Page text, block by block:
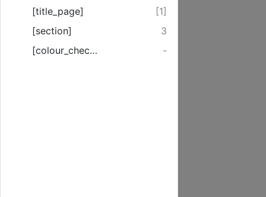
[title_page]
[1]
[section]
3
[colour_checker]
-